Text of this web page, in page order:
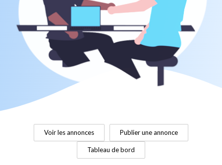
Voir les annonces Publier une annonce
Tableau de bord